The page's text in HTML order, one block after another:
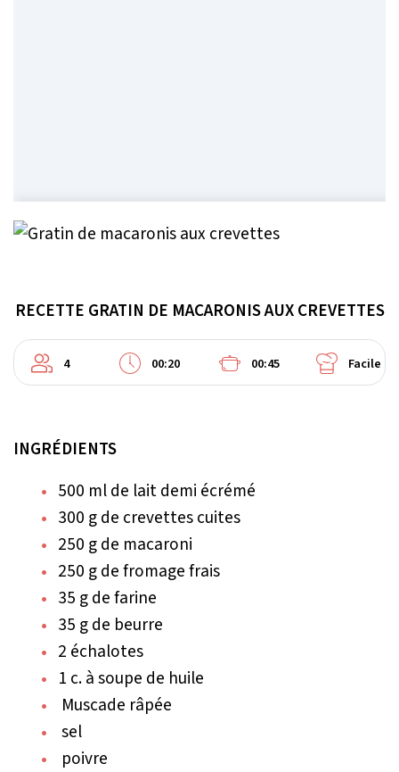
RECETTE GRATIN DE MACARONIS AUX CREVETTES
4 00:20 00:45 Facile
INGRÉDIENTS
500 ml de lait demi écrémé
300 g de crevettes cuites
250 g de macaroni
250 g de fromage frais
35 g de farine
35 g de beurre
2 échalotes
1 c. à soupe de huile
Muscade râpée
sel
poivre